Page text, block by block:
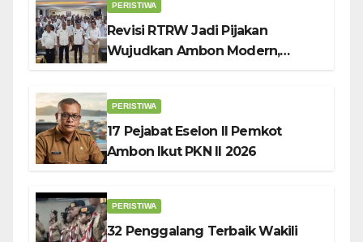
PERISTIWA
Revisi RTRW Jadi Pijakan
Wujudkan Ambon Modern,
PERISTIWA
17 Pejabat Eselon II Pemkot
Ambon Ikut PKN II 2026
PERISTIWA
32 Penggalang Terbaik Wakili